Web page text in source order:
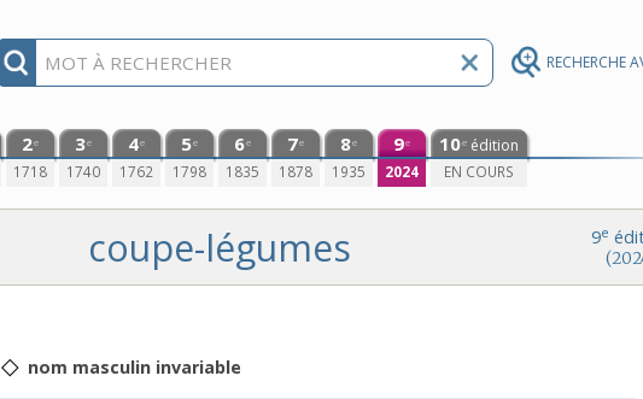
RECHERCHE
2e
1718
3e
1740
4e
1762
5e
1798
6e
1835
7e
1878
8e
1935
9e
2024
10e édition
EN COURS
9e
coupe-légumes
◇ nom masculin invariable